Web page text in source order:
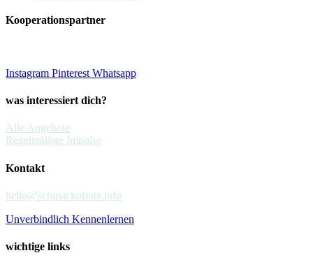
Kooperationspartner
Instagram Pinterest Whatsapp
was interessiert dich?
Alle Angebote
Regelmäßige Impulse
Kontakt
hello@schmackofratz.info
Unverbindlich Kennenlernen
wichtige links